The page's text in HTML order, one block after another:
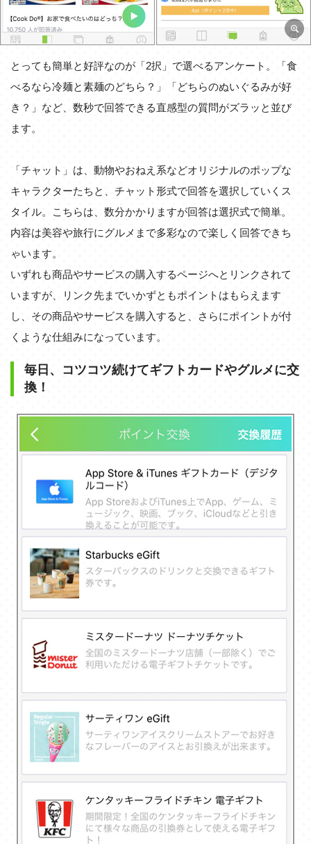
とっても簡単と好評なのが「2択」で選べるアンケート。「食
べるなら冷麺と素麺のどちら？」「どちらのぬいぐるみが好
き？」など、数秒で回答できる直感型の質問がズラッと並び
ます。
「チャット」は、動物やおねえ系などオリジナルのポップな
キャラクターたちと、チャット形式で回答を選択していくス
タイル。こちらは、数分かかりますが回答は選択式で簡単。
内容は美容や旅行にグルメまで多彩なので楽しく回答できち
ゃいます。
いずれも商品やサービスの購入するページへとリンクされて
いますが、リンク先までいかずともポイントはもらえます
し、その商品やサービスを購入すると、さらにポイントが付
くような仕組みになっています。
毎日、コツコツ続けてギフトカードやグルメに交
換！